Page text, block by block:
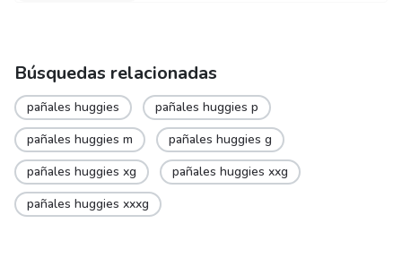
Búsquedas relacionadas
pañales huggies
pañales huggies p
pañales huggies m
pañales huggies g
pañales huggies xg
pañales huggies xxg
pañales huggies xxxg